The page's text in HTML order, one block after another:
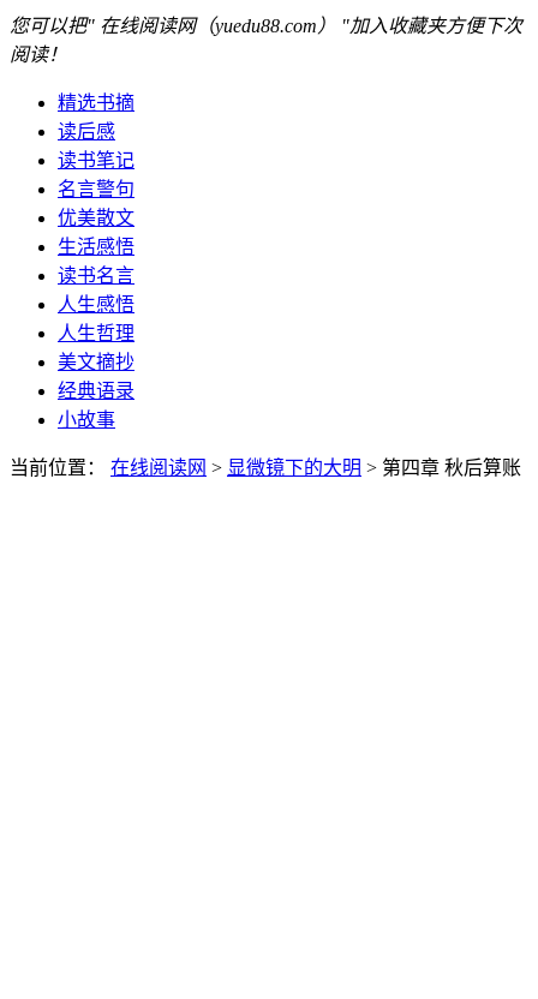
您可以把" 在线阅读网（yuedu88.com） "加入收藏夹方便下次
阅读！
精选书摘
读后感
读书笔记
名言警句
优美散文
生活感悟
读书名言
人生感悟
人生哲理
美文摘抄
经典语录
小故事
当前位置： 在线阅读网 > 显微镜下的大明 > 第四章 秋后算账